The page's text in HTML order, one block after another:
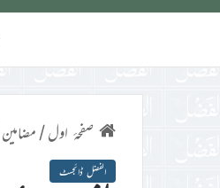
صفحۂ اول/ مضامین
الفضل ڈائجسٹ